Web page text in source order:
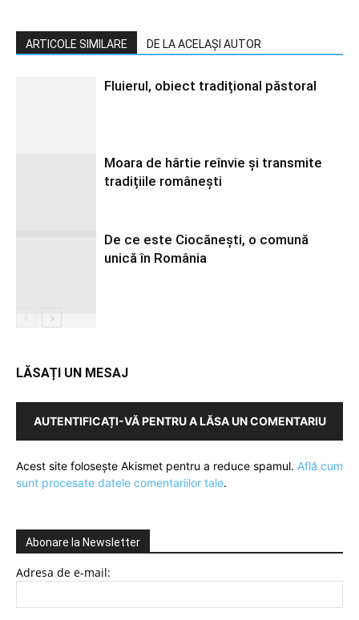
ARTICOLE SIMILARE DE LA ACELAȘI AUTOR
Fluierul, obiect tradițional păstoral
Moara de hârtie reînvie și transmite
tradițiile românești
De ce este Ciocănești, o comună
unică în România
LĂSAȚI UN MESAJ
AUTENTIFICAȚI-VĂ PENTRU A LĂSA UN COMENTARIU
Acest site folosește Akismet pentru a reduce spamul. Află cum
sunt procesate datele comentariilor tale.
Abonare la Newsletter
Adresa de e-mail: